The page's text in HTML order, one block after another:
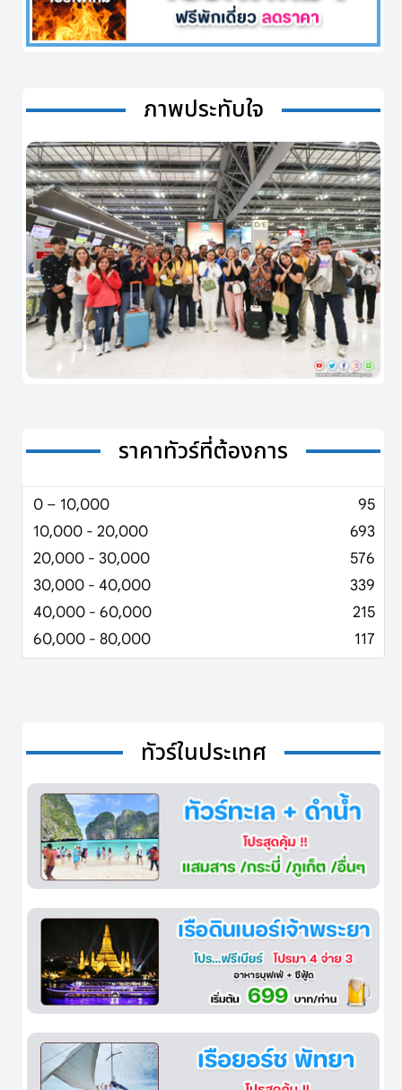
ภาพประทับใจ
ราคาทัวร์ที่ต้องการ
0 – 10,000
95
10,000 - 20,000
693
20,000 - 30,000
576
30,000 - 40,000
339
40,000 - 60,000
215
60,000 - 80,000
117
ทัวร์ในประเทศ